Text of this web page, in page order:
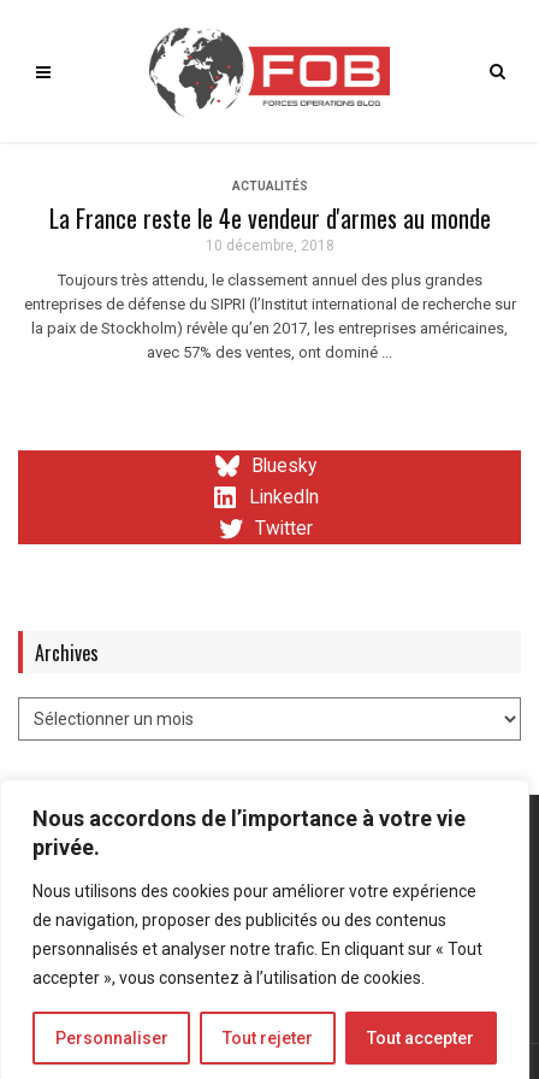
Nous accordons de l’importance à votre vie
privée.
Nous utilisons des cookies pour améliorer votre expérience
de navigation, proposer des publicités ou des contenus
personnalisés et analyser notre trafic. En cliquant sur « Tout
accepter », vous consentez à l’utilisation de cookies.
Personnaliser Tout rejeter Tout accepter
ACTUALITÉS
La France reste le 4e vendeur d'armes au monde
10 décembre, 2018
Toujours très attendu, le classement annuel des plus grandes
entreprises de défense du SIPRI (l’Institut international de recherche sur
la paix de Stockholm) révèle qu’en 2017, les entreprises américaines,
avec 57% des ventes, ont dominé ...
Bluesky
LinkedIn
Twitter
Archives
Mentions légales Politique de confidentialité
Bluesky
LinkedIn
Twitter
© Forces Operations Blog - 2022